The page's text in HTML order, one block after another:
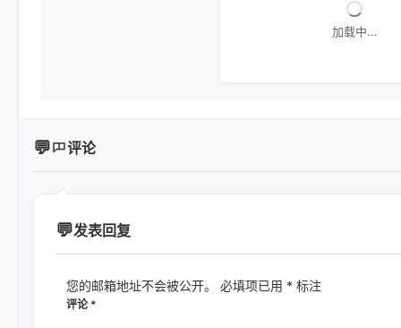
加载中...
评论
发表回复
您的邮箱地址不会被公开。 必填项已用 * 标注
评论 *